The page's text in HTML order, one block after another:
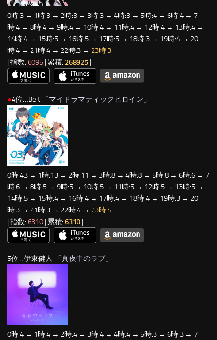
0時:3 → 1時:3 → 2時:3 → 3時:3 → 4時:3 → 5時:4 → 6時:4 → 7
時:4 → 8時:4 → 9時:4 → 10時:4 → 11時:4 → 12時:4 → 13時:4 →
14時:4 → 15時:5 → 16時:5 → 17時:5 → 18時:3 → 19時:4 → 20
時:4 → 21時:4 → 22時:3 → 23時:3
| 指数: 6095 | 累積: 268925
●4位…Beit 「マイドラマティックヒロイン 」
0時:43 → 1時:13 → 2時:11 → 3時:8 → 4時:8 → 5時:8 → 6時:6 → 7
時:6 → 8時:5 → 9時:5 → 10時:5 → 11時:5 → 12時:5 → 13時:5 →
14時:5 → 15時:4 → 16時:4 → 17時:4 → 18時:4 → 19時:3 → 20
時:3 → 21時:3 → 22時:4 → 23時:4
| 指数: 6310 | 累積: 6310 |
5位…伊東健人 「真夜中のラブ 」
0時:4 → 1時:4 → 2時:4 → 3時:4 → 4時:4 → 5時:3 → 6時:3 → 7